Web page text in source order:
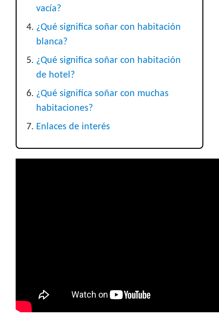
vacía?
¿Qué significa soñar con habitación
blanca?
¿Qué significa soñar con habitación
de hotel?
¿Qué significa soñar con muchas
habitaciones?
Enlaces de interés